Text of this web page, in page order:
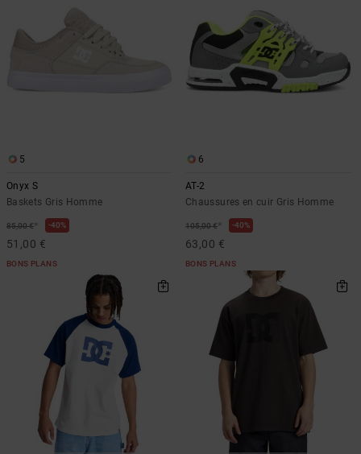
5
Onyx S
Baskets Gris Homme
85,00 €* 40%
51,00 €
BONS PLANS
6
AT-2
Chaussures en cuir Gris Homme
105,00 €* 40%
63,00 €
BONS PLANS